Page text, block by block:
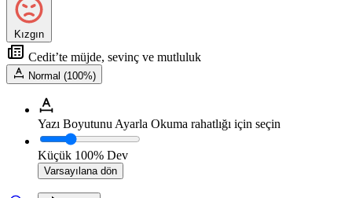
Kızgın
Cedit’te müjde, sevinç ve mutluluk
Normal (100%)
Yazı Boyutunu Ayarla Okuma rahatlığı için seçin
Küçük 100% Dev
Varsayılana dön